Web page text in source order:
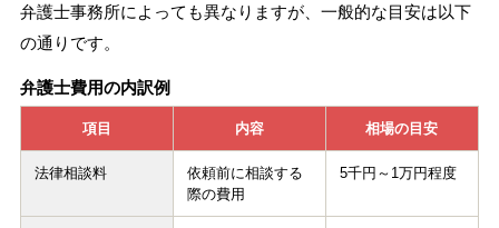
弁護士事務所によっても異なりますが、一般的な目安は以下
の通りです。
弁護士費用の内訳例
項目 内容 相場の目安
法律相談料
依頼前に相談する
際の費用
5千円～1万円程度